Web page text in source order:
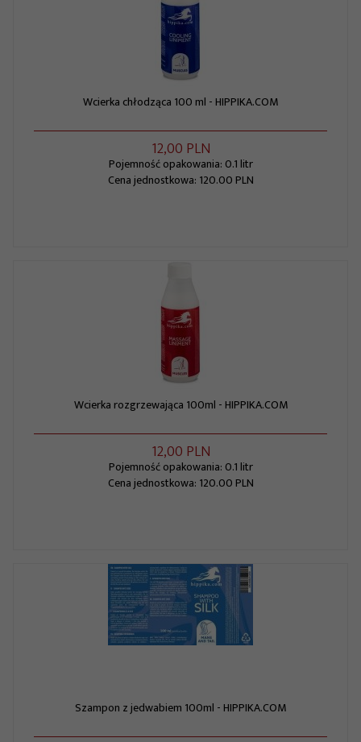
Wcierka chłodząca 100 ml - HIPPIKA.COM
12,00 PLN
Pojemność opakowania: 0.1 litr
Cena jednostkowa: 120.00 PLN
Wcierka rozgrzewająca 100ml - HIPPIKA.COM
12,00 PLN
Pojemność opakowania: 0.1 litr
Cena jednostkowa: 120.00 PLN
Szampon z jedwabiem 100ml - HIPPIKA.COM